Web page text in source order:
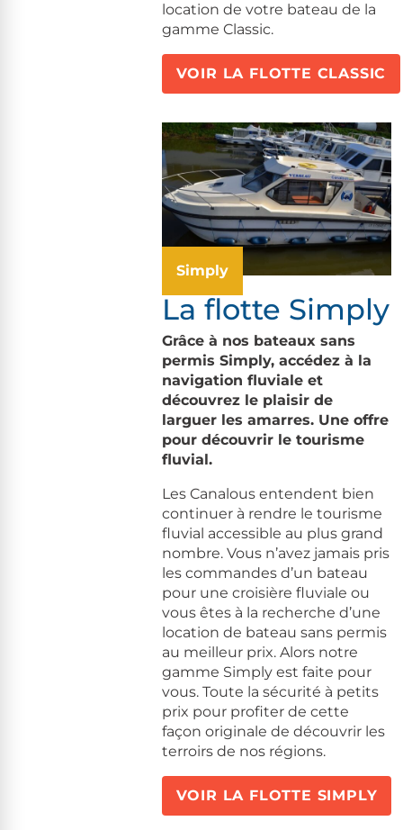
location de votre bateau de la
gamme Classic.
VOIR LA FLOTTE CLASSIC
Simply
La flotte Simply
Grâce à nos bateaux sans
permis Simply, accédez à la
navigation fluviale et
découvrez le plaisir de
larguer les amarres. Une offre
pour découvrir le tourisme
fluvial.
Les Canalous entendent bien
continuer à rendre le tourisme
fluvial accessible au plus grand
nombre. Vous n’avez jamais pris
les commandes d’un bateau
pour une croisière fluviale ou
vous êtes à la recherche d’une
location de bateau sans permis
au meilleur prix. Alors notre
gamme Simply est faite pour
vous. Toute la sécurité à petits
prix pour profiter de cette
façon originale de découvrir les
terroirs de nos régions.
VOIR LA FLOTTE SIMPLY